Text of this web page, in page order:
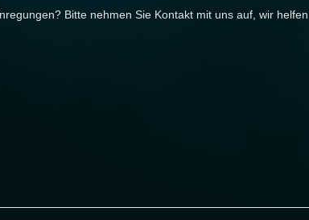
Bitte nehmen Sie Kontakt mit uns auf, wir helfen